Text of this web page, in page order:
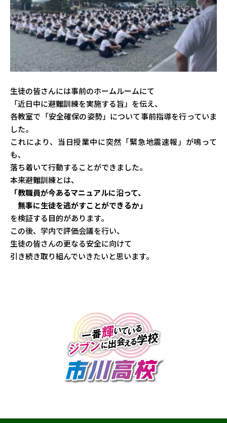
生徒の皆さんには事前のホームルームにて
「近日中に避難訓練を実施する旨」を伝え、
各教室で「安全確保の姿勢」について事前指導を行っていま
した。
これにより、当日授業中に突然「緊急地震速報」が鳴って
も、
落ち着いて行動することができました。
本来避難訓練とは、
「教職員が今あるマニュアルに沿って、
無事に生徒を逃がすことができるか」
を検証する目的があります。
この後、学内で評価会議を行い、
生徒の皆さんの更なる安全に向けて
引き続き取り組んでいきたいと思います。